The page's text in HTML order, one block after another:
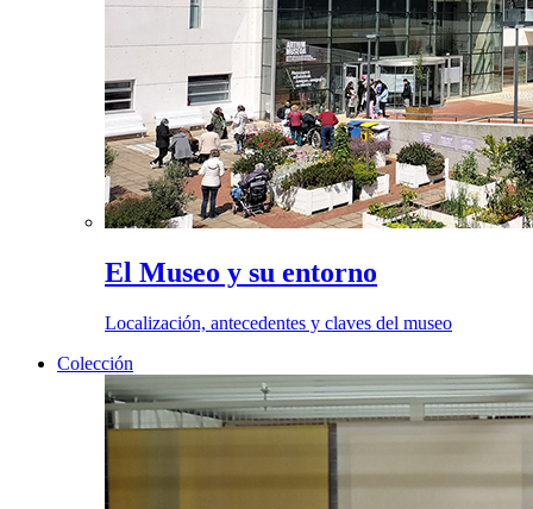
El Museo y su entorno
Localización, antecedentes y claves del museo
Colección